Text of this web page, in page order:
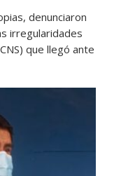
denunciaron
irregularidades
que llegó ante